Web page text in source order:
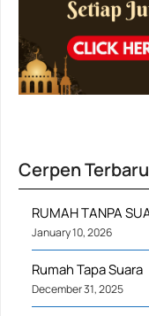
Cerpen Terbaru
RUMAH TANPA
January 10, 2026
Rumah Tapa Suara
December 31, 2025